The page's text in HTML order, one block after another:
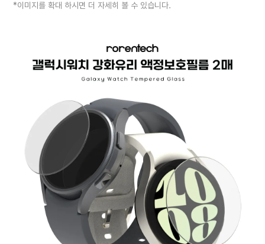
*이미지를 확대 하시면 더 자세히 볼 수 있습니다.